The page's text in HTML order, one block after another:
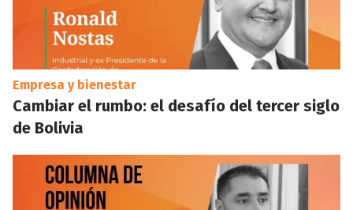
Empresa y bienestar
Cambiar el rumbo: el desafío del tercer siglo
de Bolivia